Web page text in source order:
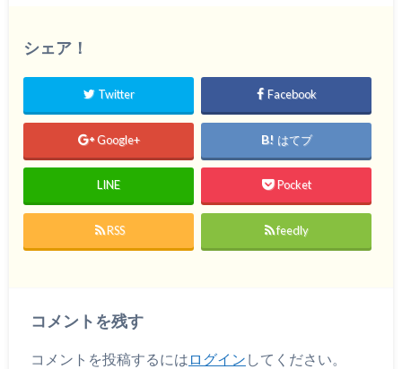
シェア！
Twitter Facebook
Google+ はてブ
LINE Pocket
RSS feedly
コメントを残す
コメントを投稿するには ログイン してください。